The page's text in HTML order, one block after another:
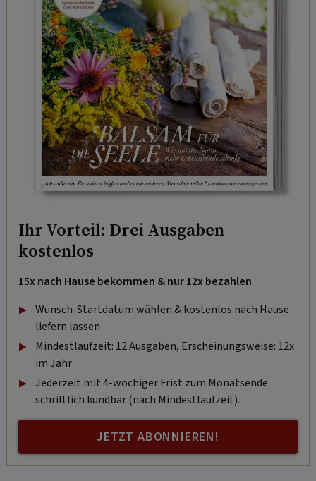
Ihr Vorteil: Drei Ausgaben
kostenlos
15x nach Hause bekommen & nur 12x bezahlen
Wunsch-Startdatum wählen & kostenlos nach Hause
liefern lassen
Mindestlaufzeit: 12 Ausgaben, Erscheinungsweise: 12x
im Jahr
Jederzeit mit 4-wöchiger Frist zum Monatsende
schriftlich kündbar (nach Mindestlaufzeit).
JETZT ABONNIEREN!